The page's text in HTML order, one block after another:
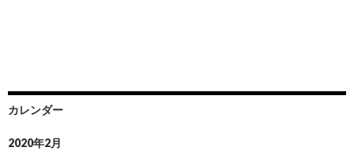
カレンダー
2020年2月